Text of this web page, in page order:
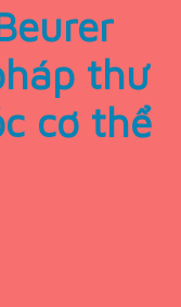
thư
cơ thể